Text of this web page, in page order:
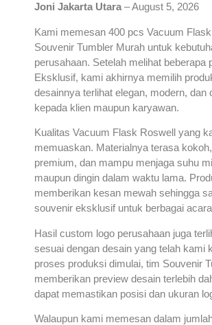
Joni Jakarta Utara –August 5, 2026
Kami memesan 400 pcs Vacuum
Souvenir Tumbler Murah untuk
perusahaan. Setelah melihat beberapa
Eksklusif, kami akhirnya memilih
desainnya terlihat elegan, modern, dan
kepada klien maupun karyawan.
Kualitas Vacuum Flask Roswell yang
memuaskan. Materialnya terasa
premium, dan mampu menjaga suhu
maupun dingin dalam waktu lama.
memberikan kesan mewah sehingga
souvenir eksklusif untuk berbagai
Hasil custom logo perusahaan juga
sesuai dengan desain yang telah kami
proses produksi dimulai, tim Souvenir
memberikan preview desain terlebih
dapat memastikan posisi dan ukuran
Walaupun kami memesan dalam